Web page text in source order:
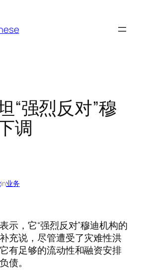
“强烈反对”穆
调
in业务
示，它“强烈反对”穆迪机构的
充说，尽管遭受了灾难性洪
有足够的流动性和融资安排
债。